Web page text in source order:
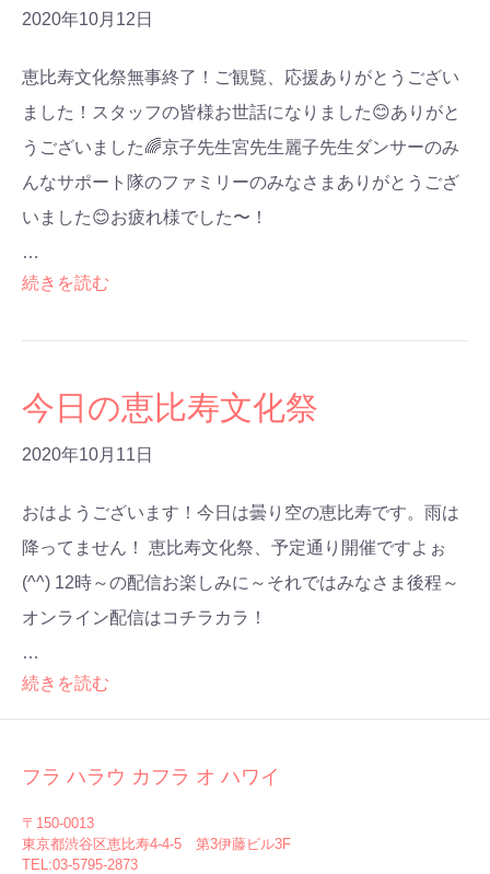
2020年10月12日
恵比寿文化祭無事終了！ご観覧、応援ありがとうござい
ました！スタッフの皆様お世話になりました😊ありがと
うございました🌈京子先生宮先生麗子先生ダンサーのみ
んなサポート隊のファミリーのみなさまありがとうござ
いました😊お疲れ様でした〜！
…
続きを読む
今日の恵比寿文化祭
2020年10月11日
おはようございます！今日は曇り空の恵比寿です。雨は
降ってません！ 恵比寿文化祭、予定通り開催ですよぉ
(^^) 12時～の配信お楽しみに～それではみなさま後程～
オンライン配信はコチラカラ！
…
続きを読む
フラ ハラウ カフラ オ ハワイ
〒150-0013
東京都渋谷区恵比寿4-4-5 第3伊藤ビル3F
TEL:03-5795-2873